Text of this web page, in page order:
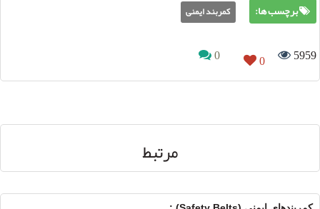
برچسب ها: کمربند ایمنی
5959
0
0
مرتبط